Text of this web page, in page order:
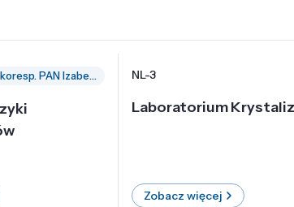
prof. dr hab., czł. koresp. PAN Izabella Grzegory NL-3
Laboratorium
Zobacz więcej